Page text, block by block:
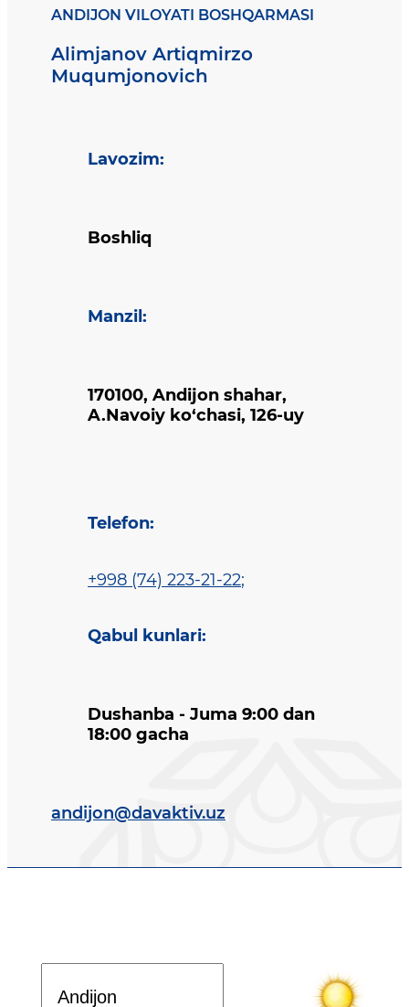
ANDIJON VILOYATI BOSHQARMASI
Alimjanov Artiqmirzo
Muqumjonovich
Lavozim:
Boshliq
Manzil :
170100, Andijon shahar,
A.Navoiy ko‘chasi, 126-uy
Telefon:
+998 (74) 223-21-22;
Qabul kunlari:
Dushanba - Juma 9:00 dan
18:00 gacha
andijon@davaktiv.uz